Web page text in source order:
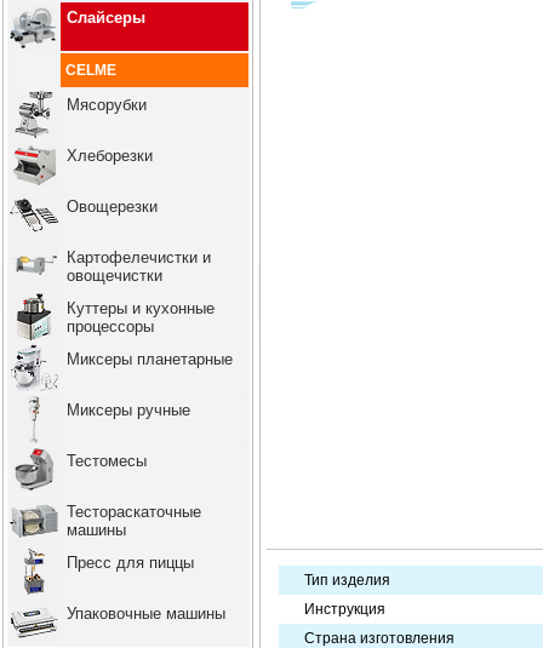
Слайсеры
CELME
Мясорубки
Хлеборезки
Овощерезки
Картофелечистки и
овощечистки
Куттеры и кухонные
процессоры
Миксеры планетарные
Миксеры ручные
Тестомесы
Тестораскаточные
машины
Пресс для пиццы
Упаковочные машины
Тип изделия
Инструкция
Страна изготовления